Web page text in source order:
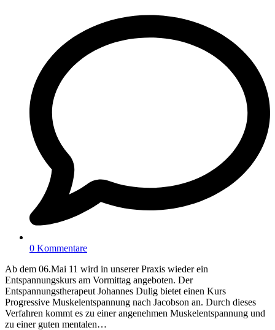
0 Kommentare
Ab dem 06.Mai 11 wird in unserer Praxis wieder ein
Entspannungskurs am Vormittag angeboten. Der
Entspannungstherapeut Johannes Dulig bietet einen Kurs
Progressive Muskelentspannung nach Jacobson an. Durch dieses
Verfahren kommt es zu einer angenehmen Muskelentspannung und
zu einer guten mentalen…